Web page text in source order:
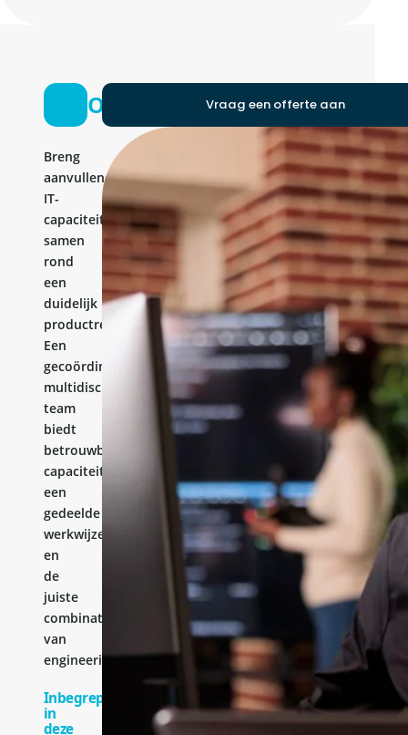
Ontwikkelteam
Breng
aanvullende
IT-
capaciteit
samen
rond
een
duidelijk
productresultaat.
Een
gecoördineerd
multidisciplinair
team
biedt
betrouwbare
capaciteit,
een
gedeelde
werkwijze
en
de
juiste
combinatie
van
engineeringervaring.
Inbegrepen
in
deze
Vraag een offerte aan